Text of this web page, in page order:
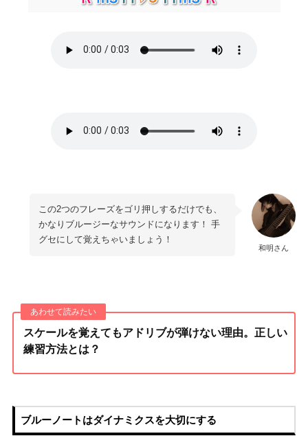
和明さん
この2つのフレーズをゴリ押しするだけでも、
かなりブルージーなサウンドになります！ 手
グセにして覚えちゃいましょう！
スケールを覚えてもアドリブが弾けない理由。正しい
練習方法とは？
ブルーノートはダイナミクスを大切にする